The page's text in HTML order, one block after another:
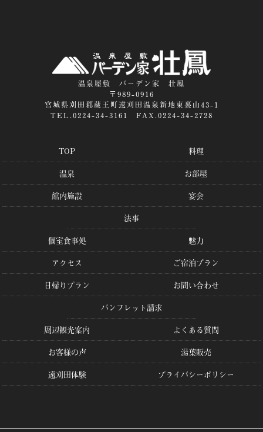
温泉屋敷 バーデン家 壮鳳
〒989-0916
宮城県刈田郡蔵王町遠刈田温泉新地東裏山43-1
TEL.0224-34-3161 FAX.0224-34-2728
TOP
料理
温泉
お部屋
館内施設
宴会
法事
個室食事処
魅力
アクセス
ご宿泊プラン
日帰りプラン
お問い合わせ
パンフレット請求
周辺観光案内
よくある質問
お客様の声
湯葉販売
遠刈田体験
プライバシーポリシー